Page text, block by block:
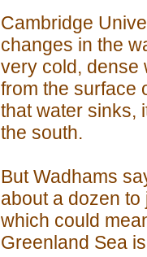
Cambridge
changes in the
very cold, dense
from the surface
that water sinks,
the south.
But Wadhams
about a dozen
which could
Greenland Sea